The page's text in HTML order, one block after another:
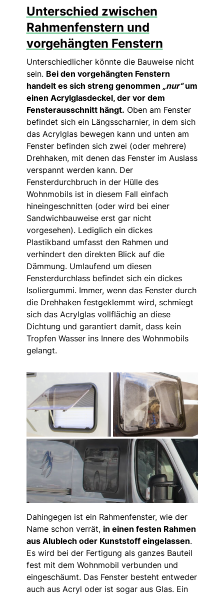
Unterschied zwischen
Rahmenfenstern und
vorgehängten Fenstern
Unterschiedlicher könnte die Bauweise nicht
sein. Bei den vorgehängten Fenstern
handelt es sich streng genommen „nur“um
einen Acrylglasdeckel, der vor dem
Fensterausschnitt hängt. Oben am Fenster
befindet sich ein Längsscharnier, in dem sich
das Acrylglas bewegen kann und unten am
Fenster befinden sich zwei (oder mehrere)
Drehhaken, mit denen das Fenster im Auslass
verspannt werden kann. Der
Fensterdurchbruch in der Hülle des
Wohnmobils ist in diesem Fall einfach
hineingeschnitten (oder wird bei einer
Sandwichbauweise erst gar nicht
vorgesehen). Lediglich ein dickes
Plastikband umfasst den Rahmen und
verhindert den direkten Blick auf die
Dämmung. Umlaufend um diesen
Fensterdurchlass befindet sich ein dickes
Isoliergummi. Immer, wenn das Fenster durch
die Drehhaken festgeklemmt wird, schmiegt
sich das Acrylglas vollflächig an diese
Dichtung und garantiert damit, dass kein
Tropfen Wasser ins Innere des Wohnmobils
gelangt.
Dahingegen ist ein Rahmenfenster, wie der
Name schon verrät, in einen festen Rahmen
aus Alublech oder Kunststoff eingelassen.
Es wird bei der Fertigung als ganzes Bauteil
fest mit dem Wohnmobil verbunden und
eingeschäumt. Das Fenster besteht entweder
auch aus Acryl oder ist sogar aus Glas. Ein